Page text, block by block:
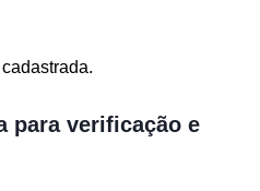
para verificação e